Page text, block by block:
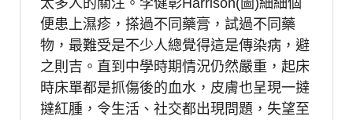
便患上濕疹，搽過不同藥膏，試過不同藥
物，最難受是不少人總覺得這是傳染病，避
之則吉。直到中學時期情況仍然嚴重，起床
時床單都是抓傷後的血水，皮膚也呈現一撻
撻紅腫，令生活、社交都出現問題，失望至